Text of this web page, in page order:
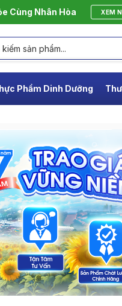
Cùng Nhân Hòa XEM
Phẩm Dinh Dưỡng